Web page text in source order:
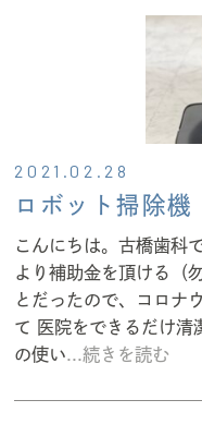
2021.02.28
ロボット掃除機
こんにちは。古橋歯科
より補助金を頂ける（
とだったので、コロナ
て 医院をできるだけ清
の使い ...続きを読む